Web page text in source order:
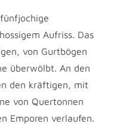
Aufriss. Das
von Gurtbögen
überwölbt. An den
den kräftigen, mit
von Quertonnen
Emporen verlaufen.